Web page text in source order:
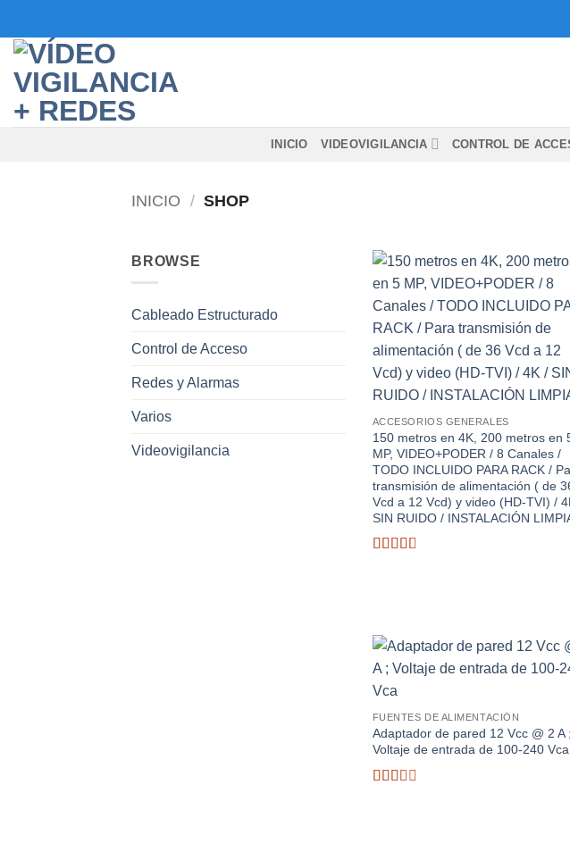
contenido
INICIO VIDEOVIGILANCIA CONTROL DE
INICIO / SHOP
BROWSE
Cableado Estructurado
Control de Acceso
Redes y Alarmas
Varios
Videovigilancia
a la
lista
ACCESORIOS GENERALES
150 metros en 4K, 200 metros en
MP, VIDEO+PODER / 8 Canales /
TODO INCLUIDO PARA RACK /
transmisión de alimentación ( de
Vcd a 12 Vcd) y video (HD-TVI) /
SIN RUIDO / INSTALACIÓN
FUENTES DE ALIMENTACIÓN
Adaptador de pared 12 Vcc @ 2 A ;
Voltaje de entrada de 100-240 Vca